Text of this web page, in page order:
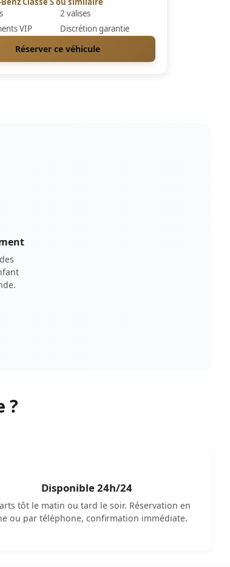
2 valises
VIP
Discrétion garantie
Réserver ce véhicule
?
Disponible 24h/24
tôt le matin ou tard le soir. Réservation en
ou par téléphone, confirmation immédiate.